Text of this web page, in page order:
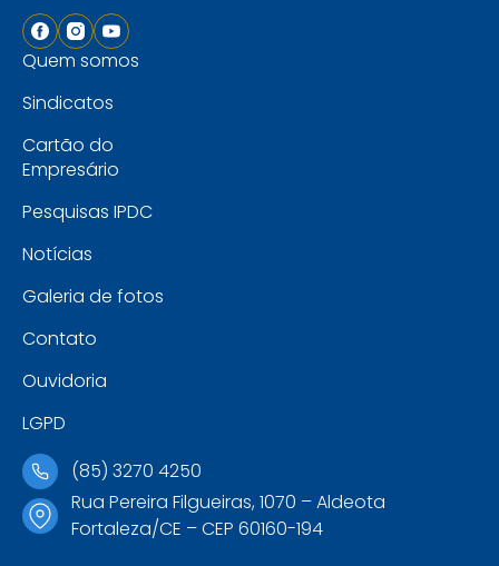
Quem somos
Sindicatos
Cartão do
Empresário
Pesquisas IPDC
Notícias
Galeria de fotos
Contato
Ouvidoria
LGPD
(85) 3270 4250
Rua Pereira Filgueiras, 1070 – Aldeota
Fortaleza/CE – CEP 60160-194